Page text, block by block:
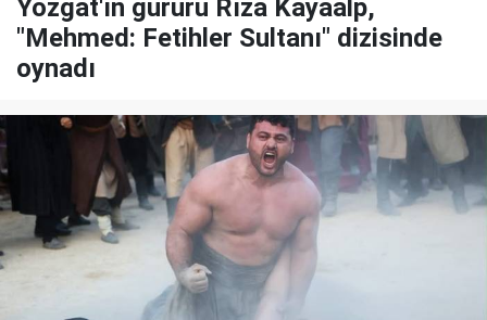
Yozgat'ın gururu Rıza Kayaalp,
"Mehmed: Fetihler Sultanı" dizisinde
oynadı